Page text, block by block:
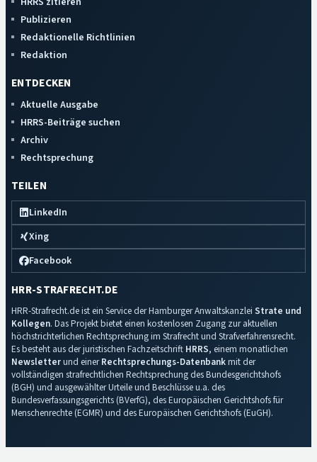
Publizieren
Redaktionelle Richtlinien
Redaktion
ENTDECKEN
Aktuelle Ausgabe
HRRS-Beiträge suchen
Archiv
Rechtsprechung
TEILEN
LinkedIn
Xing
Facebook
HRR-STRAFRECHT.DE
HRR-Strafrecht.de ist ein Service der Hamburger Anwaltskanzlei Strate und
Kollegen. Das Projekt bietet einen kostenlosen Zugang zur aktuellen
höchstrichterlichen Rechtsprechung im Strafrecht und Strafverfahrensrecht.
Es besteht aus der juristischen Fachzeitschrift HRRS, einem monatlichen
Newsletterund einerRechtsprechungs-Datenbankmit der
vollständigen strafrechtlichen Rechtsprechung des Bundesgerichtshofs
(BGH) und ausgewählter Urteile und Beschlüsse u.a. des
Bundesverfassungsgerichts (BVerfG), des Europäischen Gerichtshofs für
Menschenrechte (EGMR) und des Europäischen Gerichtshofs (EuGH).